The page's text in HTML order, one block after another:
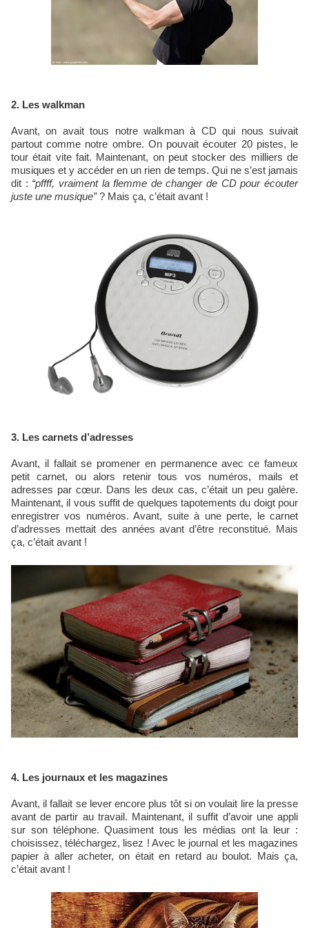
2. Les walkman
Avant, on avait tous notre walkman à CD qui nous suivait
partout comme notre ombre. On pouvait écouter 20 pistes, le
tour était vite fait. Maintenant, on peut stocker des milliers de
musiques et y accéder en un rien de temps. Qui ne s’est jamais
dit : “pffff, vraiment la flemme de changer de CD pour écouter
juste une musique”? Mais ça, c’était avant !
3. Les carnets d’adresses
Avant, il fallait se promener en permanence avec ce fameux
petit carnet, ou alors retenir tous vos numéros, mails et
adresses par cœur. Dans les deux cas, c’était un peu galère.
Maintenant, il vous suffit de quelques tapotements du doigt pour
enregistrer vos numéros. Avant, suite à une perte, le carnet
d’adresses mettait des années avant d’être reconstitué. Mais
ça, c’était avant !
4. Les journaux et les magazines
Avant, il fallait se lever encore plus tôt si on voulait lire la presse
avant de partir au travail. Maintenant, il suffit d’avoir une appli
sur son téléphone. Quasiment tous les médias ont la leur :
choisissez, téléchargez, lisez ! Avec le journal et les magazines
papier à aller acheter, on était en retard au boulot. Mais ça,
c’était avant !